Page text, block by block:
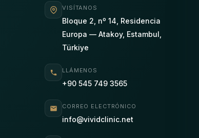
VISÍTANOS
Bloque 2, nº 14, Residencia
Europa — Atakoy, Estambul,
Türkiye
LLÁMENOS
+90 545 749 3565
CORREO ELECTRÓNICO
info@vividclinic.net